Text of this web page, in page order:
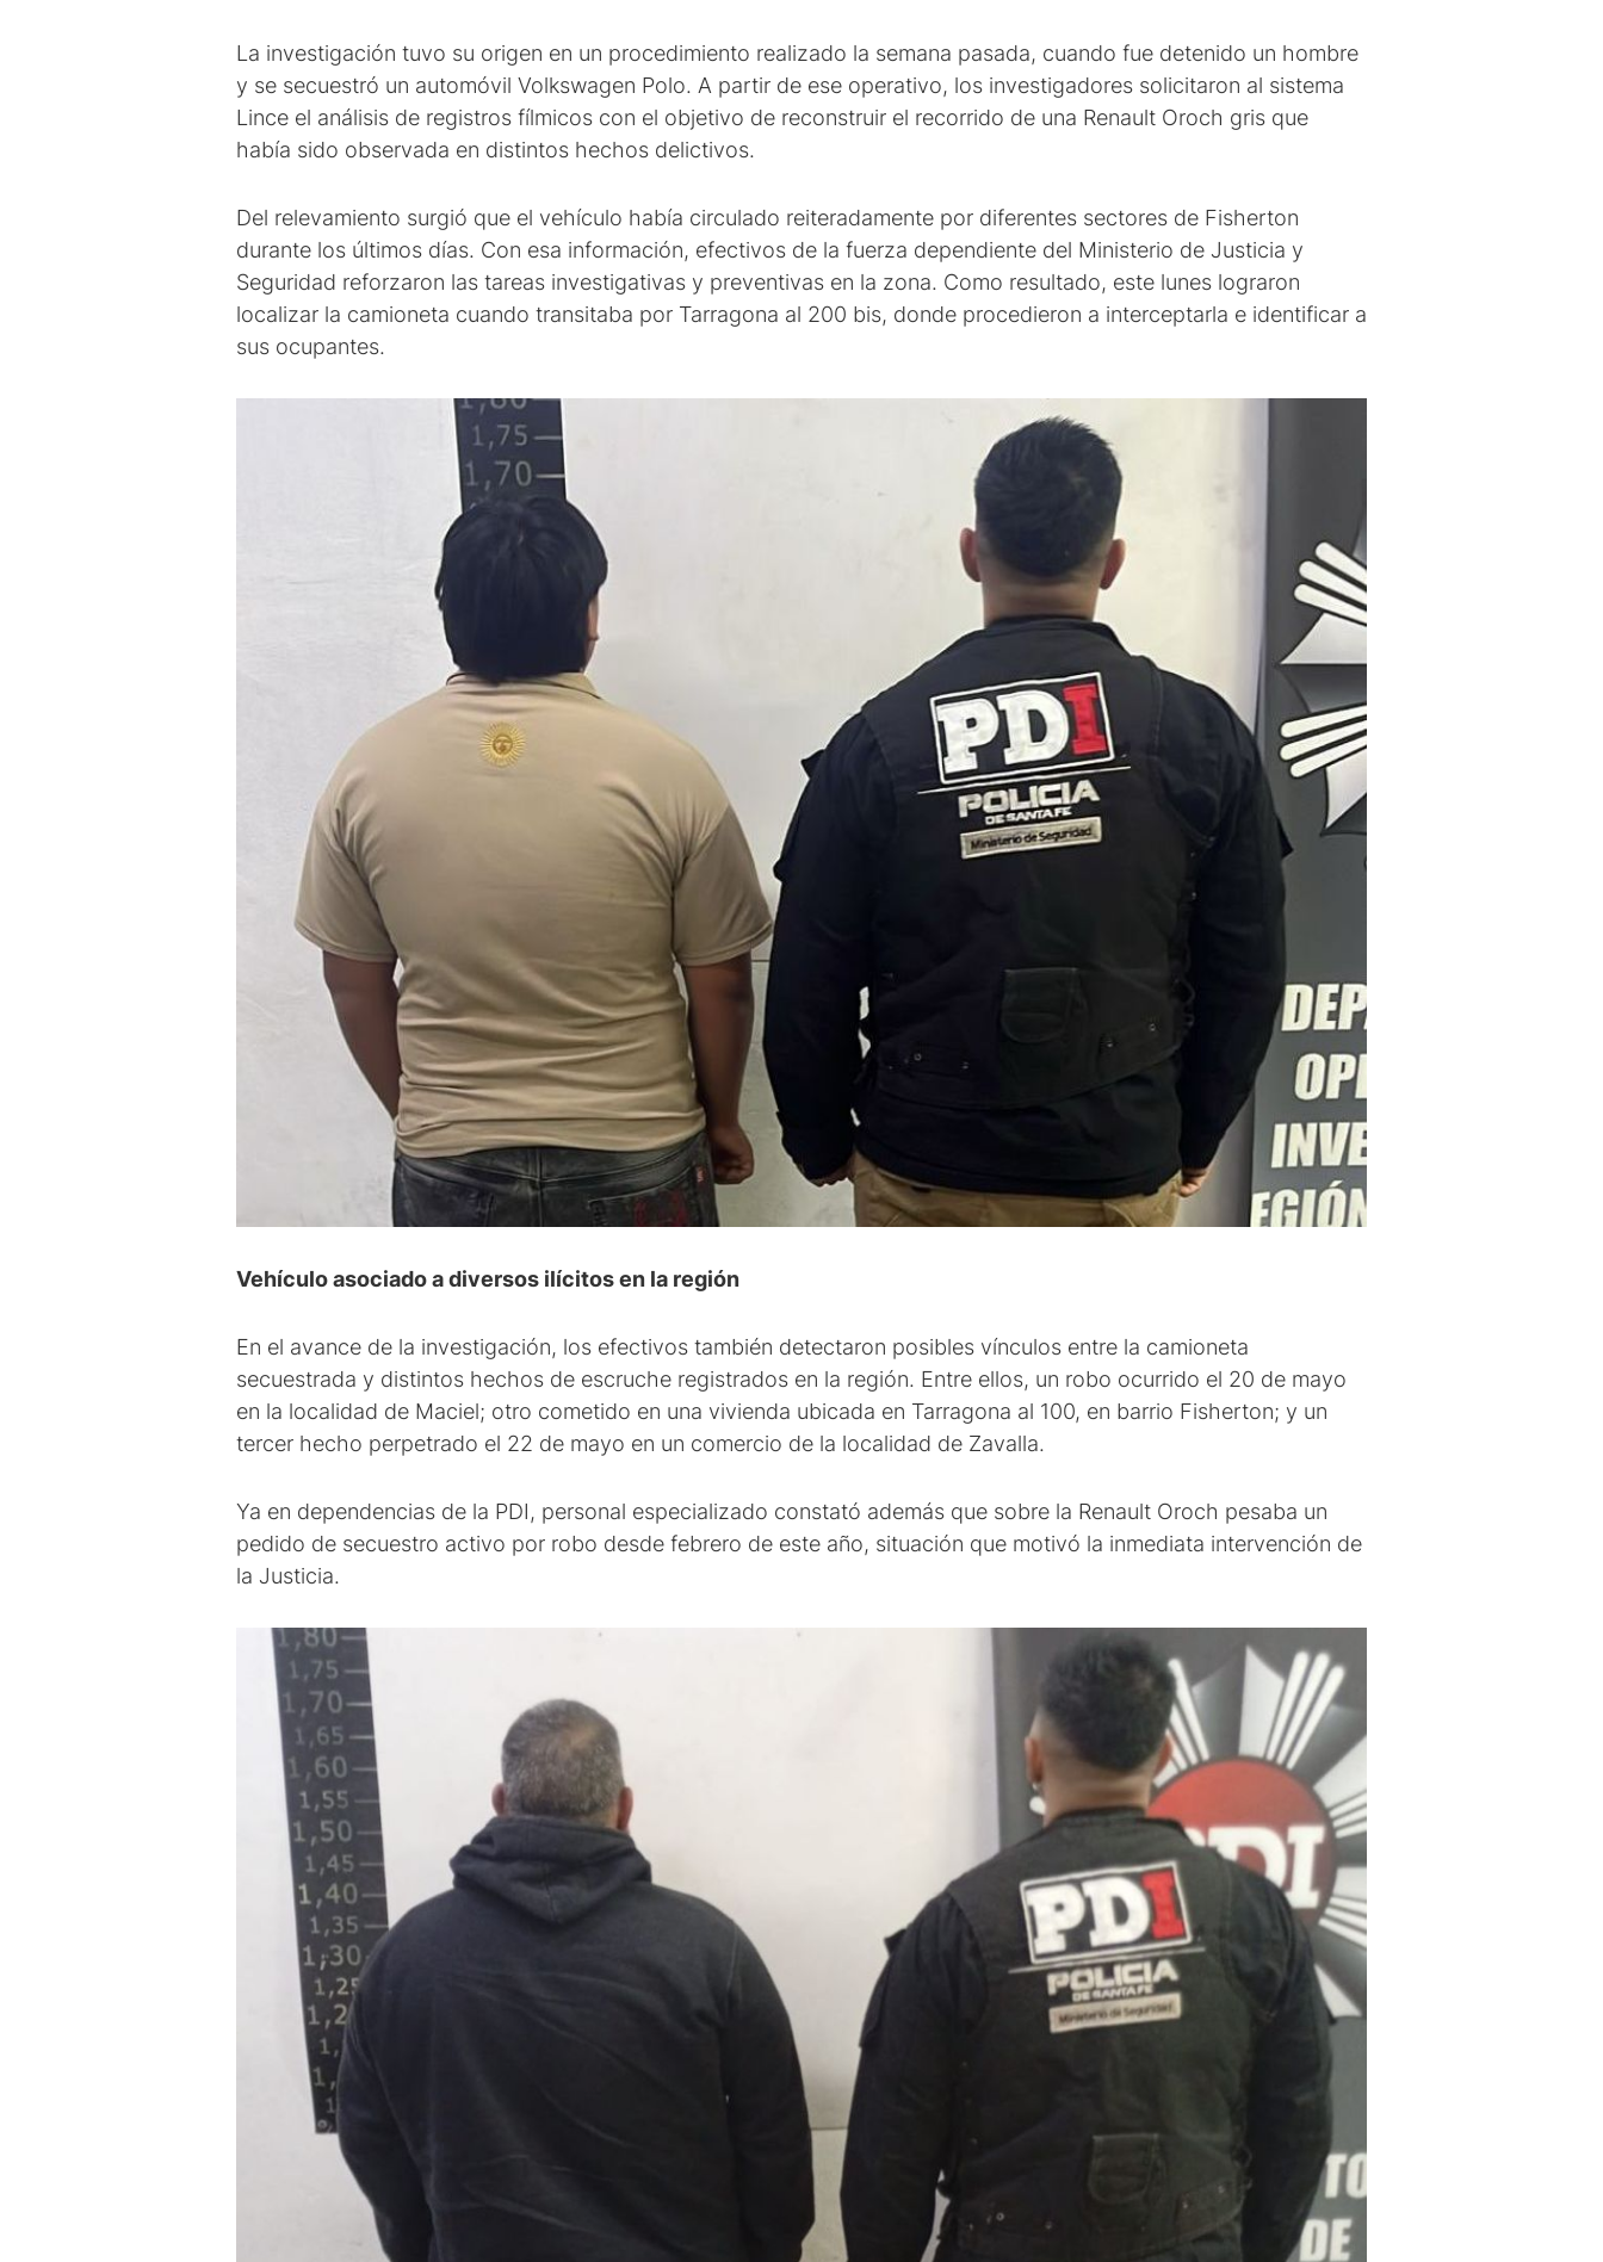
La investigación tuvo su origen en un procedimiento realizado la semana pasada, cuando fue detenido un hombre
y se secuestró un automóvil Volkswagen Polo. A partir de ese operativo, los investigadores solicitaron al sistema
Lince el análisis de registros fílmicos con el objetivo de reconstruir el recorrido de una Renault Oroch gris que
había sido observada en distintos hechos delictivos.
Del relevamiento surgió que el vehículo había circulado reiteradamente por diferentes sectores de Fisherton
durante los últimos días. Con esa información, efectivos de la fuerza dependiente del Ministerio de Justicia y
Seguridad reforzaron las tareas investigativas y preventivas en la zona. Como resultado, este lunes lograron
localizar la camioneta cuando transitaba por Tarragona al 200 bis, donde procedieron a interceptarla e identificar a
sus ocupantes.
Vehículo asociado a diversos ilícitos en la región
En el avance de la investigación, los efectivos también detectaron posibles vínculos entre la camioneta
secuestrada y distintos hechos de escruche registrados en la región. Entre ellos, un robo ocurrido el 20 de mayo
en la localidad de Maciel; otro cometido en una vivienda ubicada en Tarragona al 100, en barrio Fisherton; y un
tercer hecho perpetrado el 22 de mayo en un comercio de la localidad de Zavalla.
Ya en dependencias de la PDI, personal especializado constató además que sobre la Renault Oroch pesaba un
pedido de secuestro activo por robo desde febrero de este año, situación que motivó la inmediata intervención de
la Justicia.